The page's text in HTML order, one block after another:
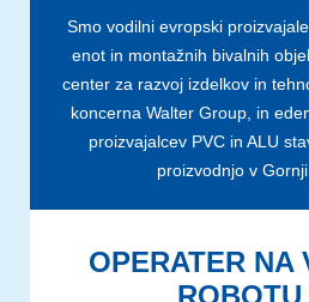
Smo vodilni evropski
enot in montažnih bivalnih
center za razvoj izdelkov in
koncerna Walter Group, in
proizvajalcev PVC in ALU
proizvodnjo v
OPERATER NA